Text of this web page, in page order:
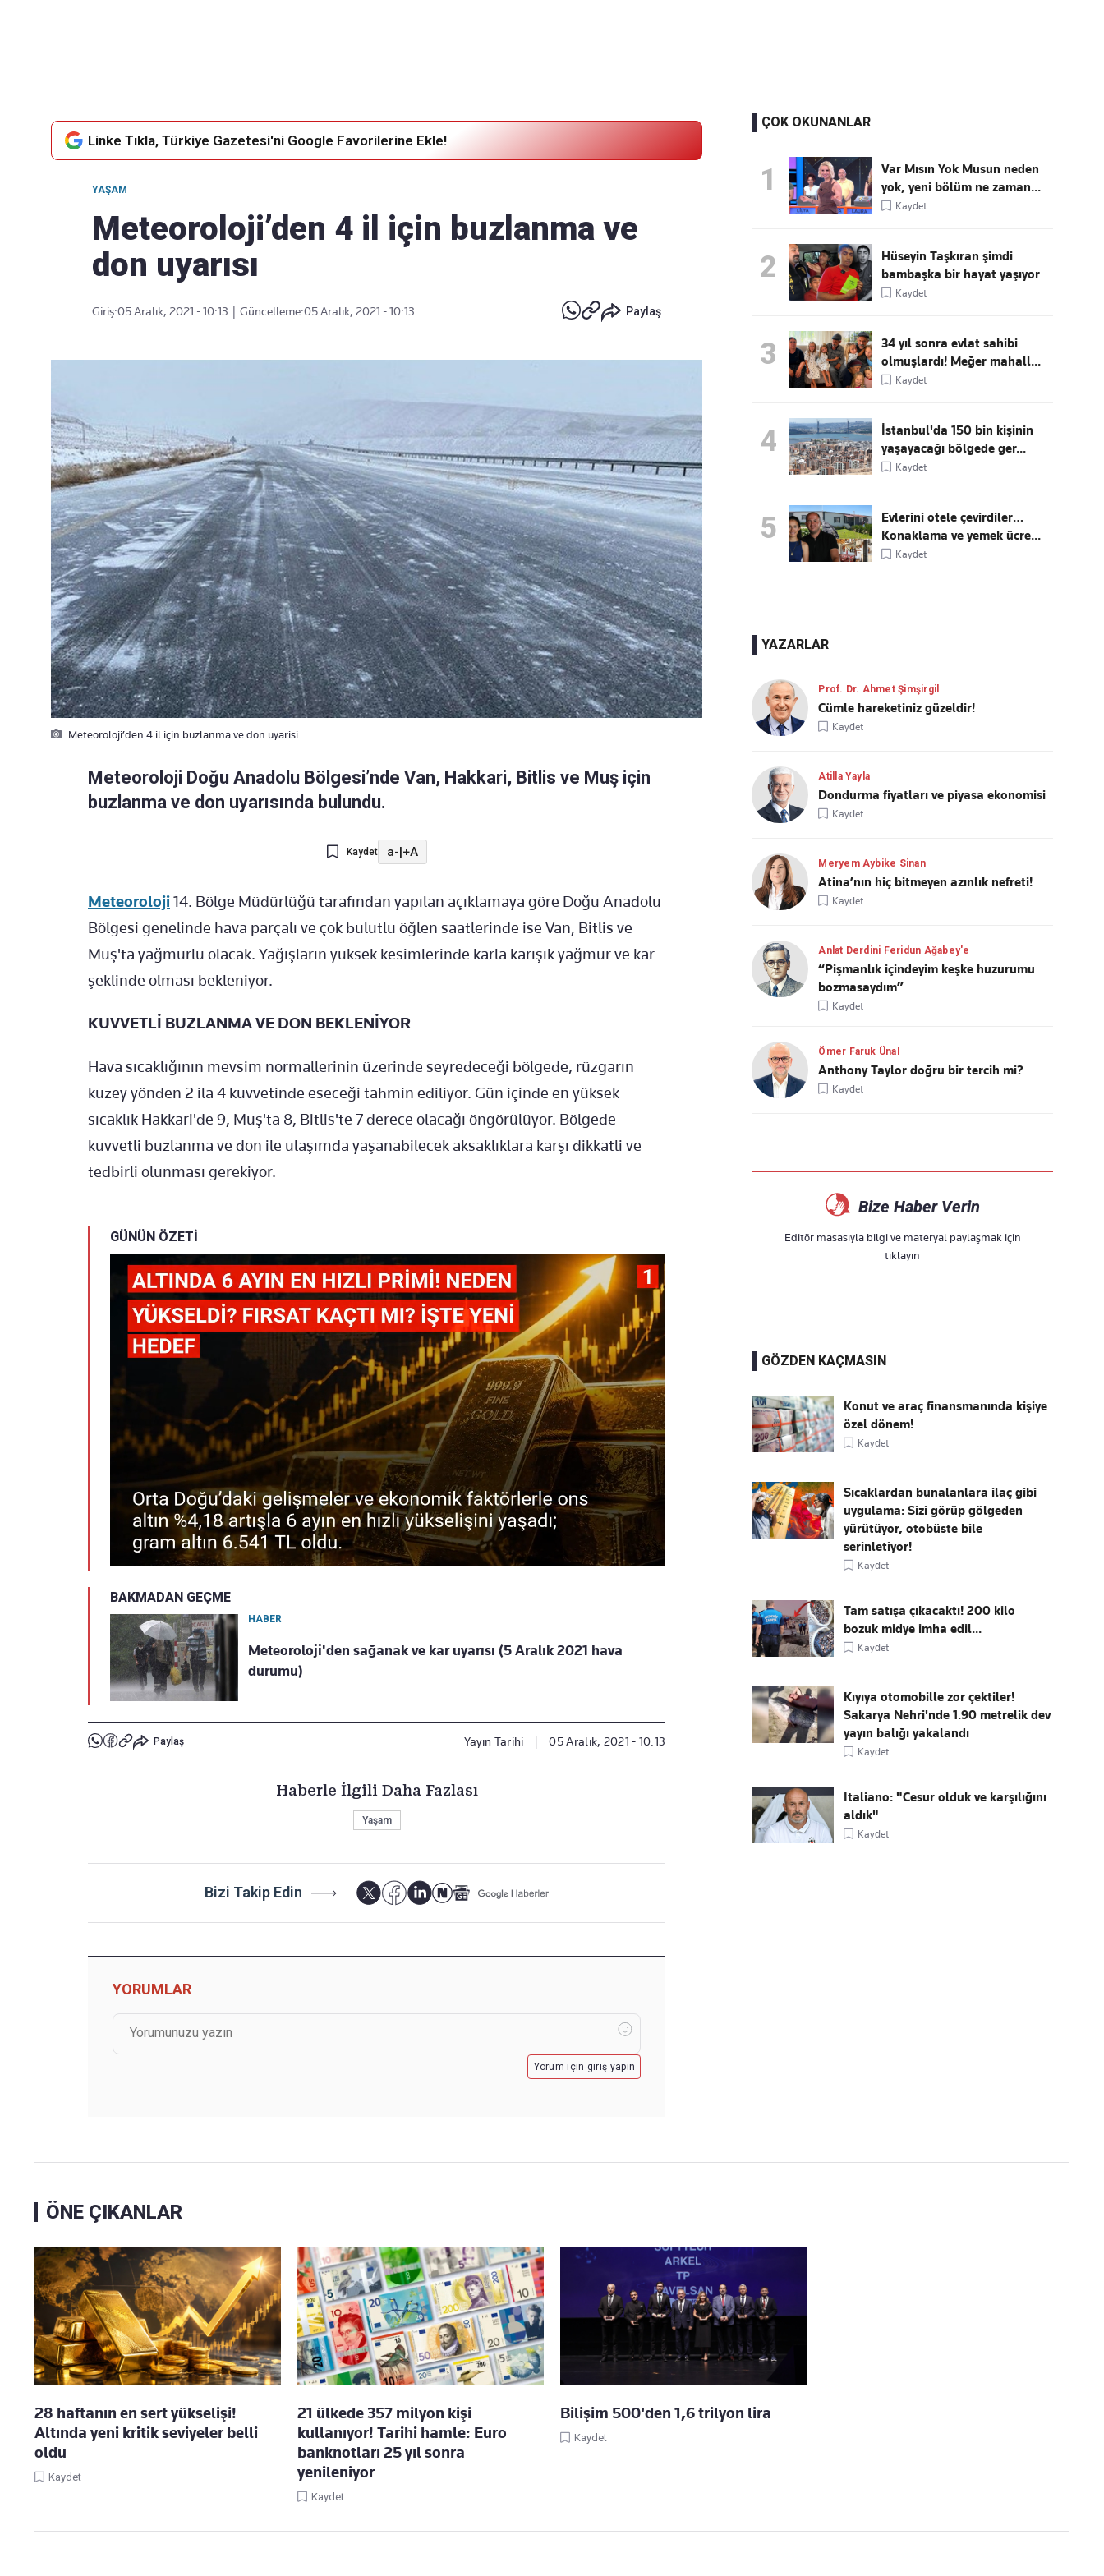
Linke Tıkla, Türkiye Gazetesi'ni Google Favorilerine Ekle!
YAŞAM
Meteoroloji’den 4 il için buzlanma ve
don uyarısı
Giriş:05 Aralık, 2021 - 10:13 Güncelleme:05 Aralık, 2021 - 10:13 Paylaş
Meteoroloji’den 4 il için buzlanma ve don uyarisi
Meteoroloji Doğu Anadolu Bölgesi’nde Van, Hakkari, Bitlis ve Muş için
buzlanma ve don uyarısında bulundu.
Kaydet a-|+A
Meteoroloji14. Bölge Müdürlüğü tarafından yapılan açıklamaya göre Doğu Anadolu
Bölgesi genelinde hava parçalı ve çok bulutlu öğlen saatlerinde ise Van, Bitlis ve
Muş'ta yağmurlu olacak. Yağışların yüksek kesimlerinde karla karışık yağmur ve kar
şeklinde olması bekleniyor.
KUVVETLİ BUZLANMA VE DON BEKLENİYOR
Hava sıcaklığının mevsim normallerinin üzerinde seyredeceği bölgede, rüzgarın
kuzey yönden 2 ila 4 kuvvetinde eseceği tahmin ediliyor. Gün içinde en yüksek
sıcaklık Hakkari'de 9, Muş'ta 8, Bitlis'te 7 derece olacağı öngörülüyor. Bölgede
kuvvetli buzlanma ve don ile ulaşımda yaşanabilecek aksaklıklara karşı dikkatli ve
tedbirli olunması gerekiyor.
GÜNÜN ÖZETİ
BAKMADAN GEÇME
HABER
Meteoroloji'den sağanak ve kar uyarısı (5 Aralık 2021 hava
durumu)
Paylaş Yayın Tarihi 05 Aralık, 2021 - 10:13
Haberle İlgili Daha Fazlası
Yaşam
Bizi Takip Edin
YORUMLAR
Yorum için giriş yapın
ÇOK OKUNANLAR
1
Var Mısın Yok Musun neden
yok, yeni bölüm ne zaman...
Kaydet
2
Hüseyin Taşkıran şimdi
bambaşka bir hayat yaşıyor
Kaydet
3
34 yıl sonra evlat sahibi
olmuşlardı! Meğer mahall...
Kaydet
4
İstanbul'da 150 bin kişinin
yaşayacağı bölgede ger...
Kaydet
5
Evlerini otele çevirdiler…
Konaklama ve yemek ücre...
Kaydet
YAZARLAR
Prof. Dr. Ahmet Şimşirgil
Cümle hareketiniz güzeldir!
Kaydet
Atilla Yayla
Dondurma fiyatları ve piyasa ekonomisi
Kaydet
Meryem Aybike Sinan
Atina’nın hiç bitmeyen azınlık nefreti!
Kaydet
Anlat Derdini Feridun Ağabey'e
“Pişmanlık içindeyim keşke huzurumu
bozmasaydım”
Kaydet
Ömer Faruk Ünal
Anthony Taylor doğru bir tercih mi?
Kaydet
Bize Haber Verin
Editör masasıyla bilgi ve materyal paylaşmak için
tıklayın
GÖZDEN KAÇMASIN
Konut ve araç finansmanında kişiye
özel dönem!
Kaydet
Sıcaklardan bunalanlara ilaç gibi
uygulama: Sizi görüp gölgeden
yürütüyor, otobüste bile
serinletiyor!
Kaydet
Tam satışa çıkacaktı! 200 kilo
bozuk midye imha edil...
Kaydet
Kıyıya otomobille zor çektiler!
Sakarya Nehri'nde 1.90 metrelik dev
yayın balığı yakalandı
Kaydet
Italiano: "Cesur olduk ve karşılığını
aldık"
Kaydet
ÖNE ÇIKANLAR
28 haftanın en sert yükselişi!
Altında yeni kritik seviyeler belli
oldu
Kaydet
21 ülkede 357 milyon kişi
kullanıyor! Tarihi hamle: Euro
banknotları 25 yıl sonra
yenileniyor
Kaydet
Bilişim 500'den 1,6 trilyon lira
Kaydet